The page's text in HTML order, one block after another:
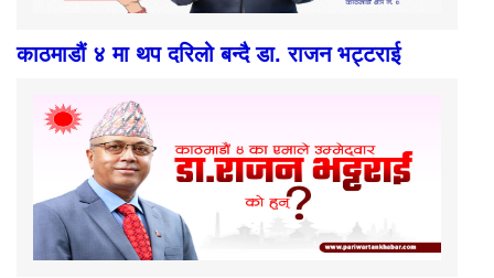
काठमाडौं ४ मा थप दरिलो बन्दै डा. राजन भट्टराई